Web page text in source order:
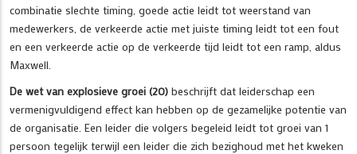
combinatie slechte timing, goede actie leidt tot weerstand van
medewerkers, de verkeerde actie met juiste timing leidt tot een fout
en een verkeerde actie op de verkeerde tijd leidt tot een ramp, aldus
Maxwell.
De wet van explosieve groei (20) beschrijft dat leiderschap een
vermenigvuldigend effect kan hebben op de gezamelijke potentie van
de organisatie. Een leider die volgers begeleid leidt tot groei van 1
persoon tegelijk terwijl een leider die zich bezighoud met het kweken